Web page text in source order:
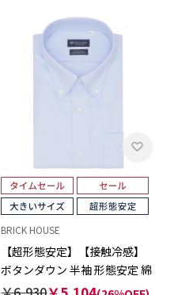
BRICK HOUSE
【超形態安定】【接触冷感】
ボタンダウン 半袖 形態安定 綿
100% ワイシャツ 大きいサイ